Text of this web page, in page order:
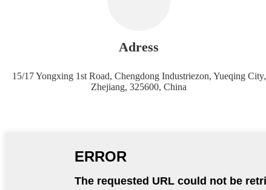
Adress
15/17 Yongxing 1st Road, Chengdong Industriezon, Yueqing City,
Zhejiang, 325600, China